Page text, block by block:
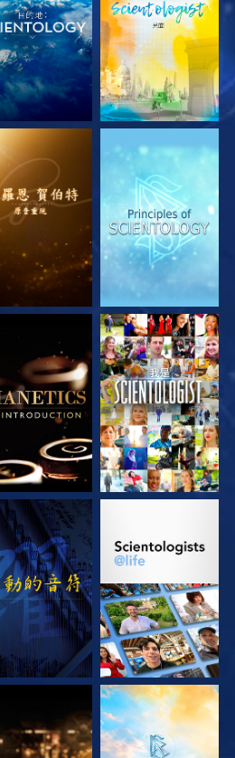
索系列節目 探索系列節目
索系列節目 觀看
觀看 探索系列節目
索系列節目 探索系列節目